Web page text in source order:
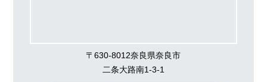
〒630-8012奈良県奈良市
二条大路南1-3-1